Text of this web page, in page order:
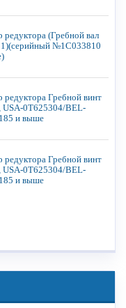
редуктора (Гребной вал
№1C033810
редуктора Гребной винт
USA-0T625304/BEL-
и выше
редуктора Гребной винт
USA-0T625304/BEL-
и выше